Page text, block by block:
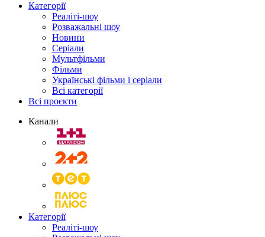
Категорії
Реаліті-шоу
Розважальні шоу
Новини
Серіали
Мультфільми
Фільми
Українські фільми і серіали
Всі категорії
Всі проєкти
Канали
Категорії
Реаліті-шоу